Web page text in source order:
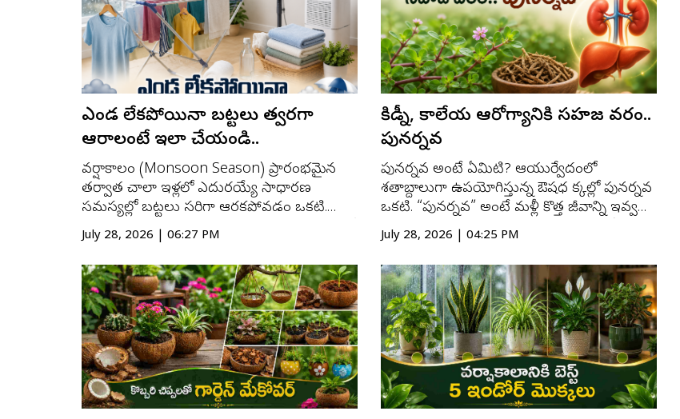
ఎండ లేకపోయినా బట్టలు త్వరగా
ఆరాలంటే ఇలా చేయండి..
వర్షాకాలం (Monsoon Season) ప్రారంభమైన
తర్వాత చాలా ఇళ్లలో ఎదురయ్యే సాధారణ
సమస్యల్లో బట్టలు సరిగా ఆరకపోవడం ఒకటి.
బయట ఎప్పుడైనా వర్షం పడే అవకాశం ఉండటంతో
బట్టలను ఎండలో ఆరబెట్టడం కష్టమవుతుంది.
దీంతో తేమ ఎక్కువసేపు ఉండి బట్టల నుంచి
దుర్వాసన రావడం, కొన్ని సందర్భాల్లో ఫంగస్
(Fungus) ఏర్పడటం వంటి ఇబ్బందుల...
July 28, 2026 | 06:27 PM
కిడ్నీ, కాలేయ ఆరోగ్యానికి సహజ వరం..
పునర్నవ
పునర్నవ అంటే ఏమిటి? ఆయుర్వేదంలో
శతాబ్దాలుగా ఉపయోగిస్తున్న ఔషధ మొక్కల్లో పునర్నవ
ఒకటి. “పునర్నవ” అంటే మళ్లీ కొత్త జీవాన్ని ఇవ్వడం
అనే అర్థం. ఈ మొక్క ఆకులు, వేరు, కాండం అన్నీ
ఔషధ గుణాలను కలిగి ఉంటాయని ఆయుర్వేద
నిపుణులు చెబుతారు. శరీరంలో పేరుకుపోయిన
విషపదార్థాలను బయటకు పంపడంలో, వాపులను
త...
July 28, 2026 | 04:25 PM
సిలికాన్ ఆంధ్రా రజతోత్సవాల్లో ప్రత్యేక
ఆకర్షణగా నిలవనున్న సంగీత దిగ్గజాలు!
ఆగస్టు 14 నుంచి గ్రేటర్ ఫిలడెల్ఫియా
ఎక్స్‌పో సెంటర్‌లో ‘ఇండియా మేళా’